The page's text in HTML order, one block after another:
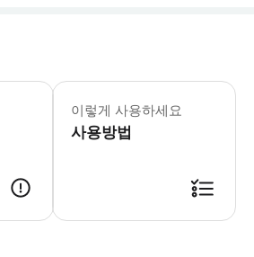
이렇게 사용하세요
사용방법